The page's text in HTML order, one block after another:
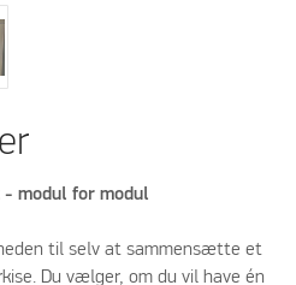
modul for modul
til selv at sammensætte et
Du vælger, om du vil have én